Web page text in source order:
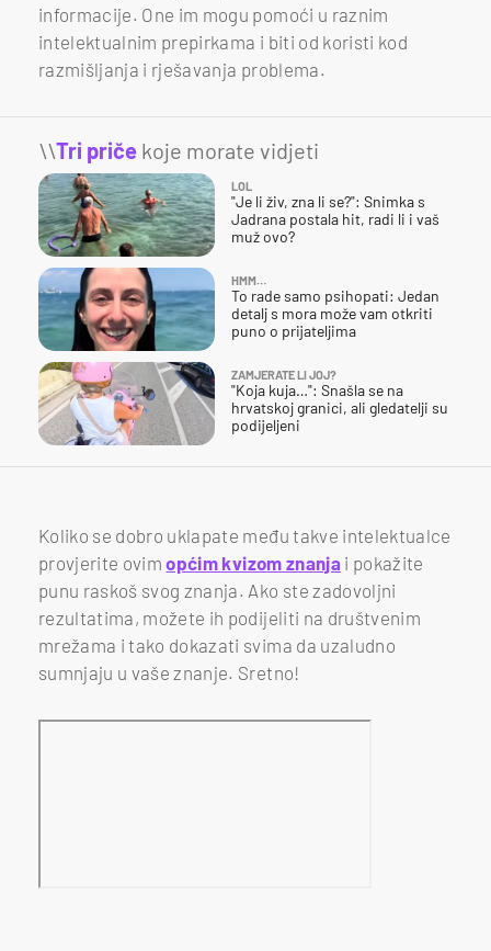
informacije. One im mogu pomoći u raznim
intelektualnim prepirkama i biti od koristi kod
razmišljanja i rješavanja problema.
\\Tri priče koje morate vidjeti
LOL
"Je li živ, zna li se?": Snimka s
Jadrana postala hit, radi li i vaš
muž ovo?
HMM…
To rade samo psihopati: Jedan
detalj s mora može vam otkriti
puno o prijateljima
ZAMJERATE LI JOJ?
"Koja kuja…": Snašla se na
hrvatskoj granici, ali gledatelji su
podijeljeni
Koliko se dobro uklapate među takve intelektualce
provjerite ovimopćim kvizom znanjai pokažite
punu raskoš svog znanja. Ako ste zadovoljni
rezultatima, možete ih podijeliti na društvenim
mrežama i tako dokazati svima da uzaludno
sumnjaju u vaše znanje. Sretno!